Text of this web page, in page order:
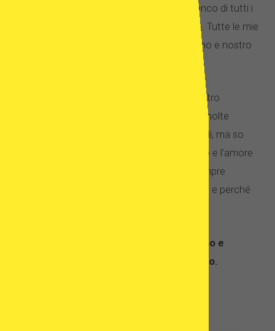
un piano di follow-up, che includeva un elenco di tutti i
test e i controlli che avremmo dovuto fare. Tutte le mie
ecografie hanno mostrato un bambino sano e nostro
So quanto siamo stati fortunati e che il nostro
trattamento è andato senza intoppi e che molte
persone attraversano momenti molto difficili, ma so
che non avremmo potuto farlo senza l’aiuto e l’amore
dei nostri amici, vecchi e nuovi, che non sempre
capivamo davvero cosa stavamo passando e perché
Quindi ancora per tutto il vostro sostegno e
amore, grazie da Jack e Ruth e dal piccolo.